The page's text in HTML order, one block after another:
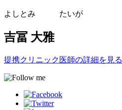
よしとみ たいが
吉冨 大雅
提携クリニック医師の詳細を見る